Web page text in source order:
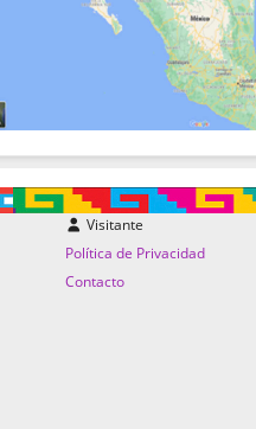
Visitante
Política de Privacidad
Contacto